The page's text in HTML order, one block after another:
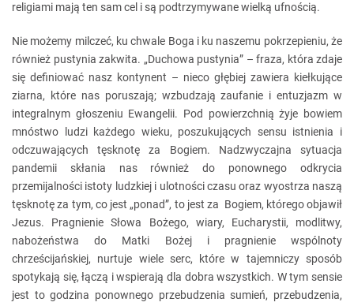
religiami mają ten sam cel i są podtrzymywane wielką ufnością.
Nie możemy milczeć, ku chwale Boga i ku naszemu pokrzepieniu, że
również pustynia zakwita. „Duchowa pustynia” – fraza, która zdaje
się definiować nasz kontynent – nieco głębiej zawiera kiełkujące
ziarna, które nas poruszają; wzbudzają zaufanie i entuzjazm w
integralnym głoszeniu Ewangelii. Pod powierzchnią żyje bowiem
mnóstwo ludzi każdego wieku, poszukujących sensu istnienia i
odczuwających tęsknotę za Bogiem. Nadzwyczajna sytuacja
pandemii skłania nas również do ponownego odkrycia
przemijalności istoty ludzkiej i ulotności czasu oraz wyostrza naszą
tęsknotę za tym, co jest „ponad”, to jest za Bogiem, którego objawił
Jezus. Pragnienie Słowa Bożego, wiary, Eucharystii, modlitwy,
nabożeństwa do Matki Bożej i pragnienie wspólnoty
chrześcijańskiej, nurtuje wiele serc, które w tajemniczy sposób
spotykają się, łączą i wspierają dla dobra wszystkich. W tym sensie
jest to godzina ponownego przebudzenia sumień, przebudzenia,